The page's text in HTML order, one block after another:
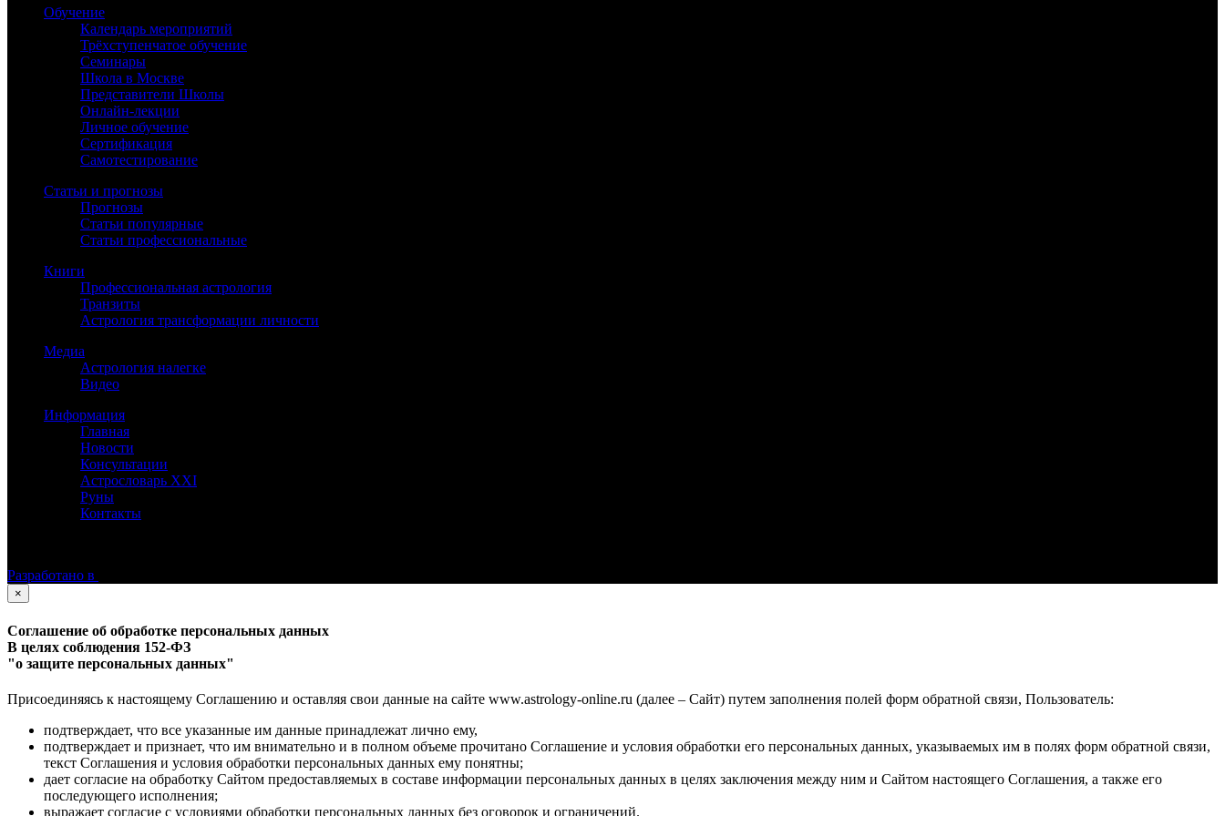
Обучение
Календарь мероприятий
Трёхступенчатое обучение
Семинары
Школа в Москве
Представители Школы
Онлайн-лекции
Личное обучение
Сертификация
Самотестирование
Статьи и прогнозы
Прогнозы
Статьи популярные
Статьи профессиональные
Книги
Профессиональная астрология
Транзиты
Астрология трансформации личности
Медиа
Астрология налегке
Видео
Информация
Главная
Новости
Консультации
Астрословарь XXI
Руны
Контакты
Разработано в
×
Соглашение об обработке персональных данных
В целях соблюдения 152-ФЗ
"о защите персональных данных"
Присоединяясь к настоящему Соглашению и оставляя свои данные на сайте www.astrology-online.ru (далее – Сайт) путем заполнения полей форм обратной связи, Пользователь:
подтверждает, что все указанные им данные принадлежат лично ему,
подтверждает и признает, что им внимательно и в полном объеме прочитано Соглашение и условия обработки его персональных данных, указываемых им в полях форм обратной связи,
текст Соглашения и условия обработки персональных данных ему понятны;
дает согласие на обработку Сайтом предоставляемых в составе информации персональных данных в целях заключения между ним и Сайтом настоящего Соглашения, а также его
последующего исполнения;
выражает согласие с условиями обработки персональных данных без оговорок и ограничений.